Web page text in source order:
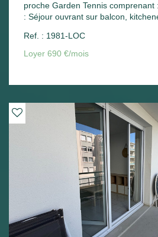
proche Garden Tennis
: Séjour ouvrant sur balcon,
avec placard, une chambre
avec placard. Place de parking -
Ref. : 1981-LOC
Loyer 690 €/mois